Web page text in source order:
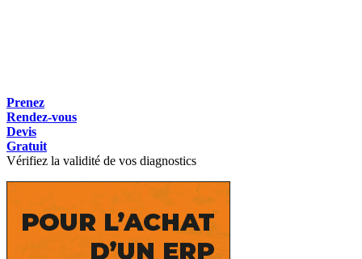
Prenez
Rendez-vous
Devis
Gratuit
Vérifiez la validité de vos diagnostics